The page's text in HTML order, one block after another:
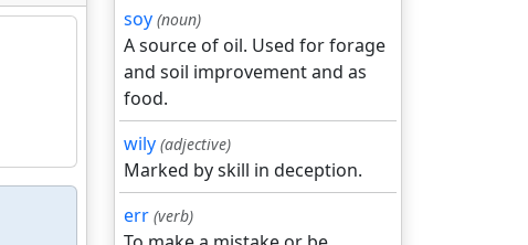
soy (noun)
A source of oil. Used for forage
and soil improvement and as
food.
wily (adjective)
Marked by skill in deception.
err (verb)